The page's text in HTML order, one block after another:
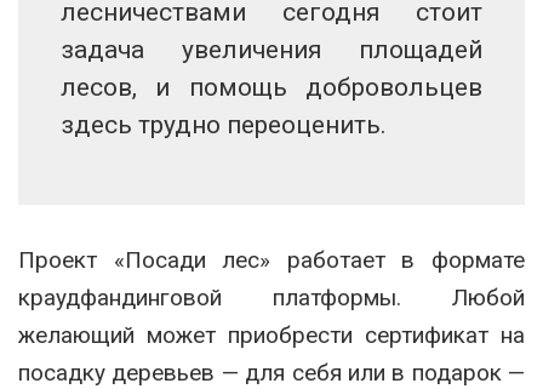
лесничествами сегодня стоит
задача увеличения площадей
лесов, и помощь добровольцев
здесь трудно переоценить.
Проект «Посади лес» работает в формате
краудфандинговой платформы. Любой
желающий может приобрести сертификат на
посадку деревьев — для себя или в подарок —